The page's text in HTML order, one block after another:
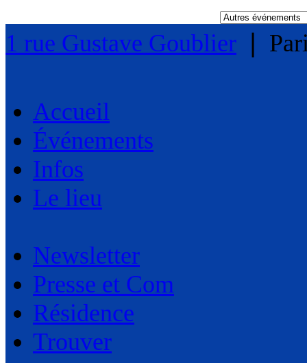
1 rue Gustave Goublier
Accueil
Événements
Infos
Le lieu
Newsletter
Presse et Com
Résidence
Trouver